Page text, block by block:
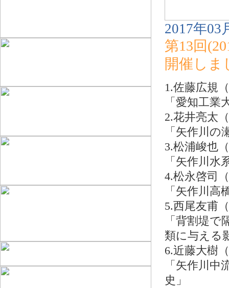
2017年03
第13回
開催しま
1.佐藤広規
「愛知工
2.花井亮太
「矢作川
3.松浦峻也
「矢作川
4.松永啓司
「矢作川
5.西尾友甫
「背割堤
類に与える
6.近藤大樹
「矢作川
史」